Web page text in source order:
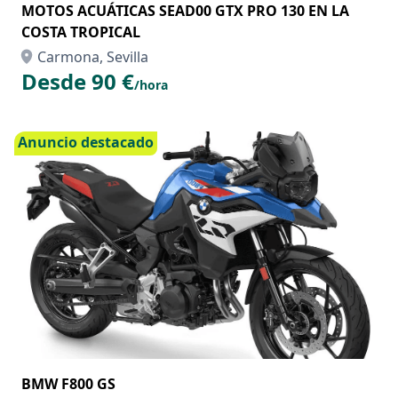
MOTOS ACUÁTICAS SEAD00 GTX PRO 130 EN LA
COSTA TROPICAL
Carmona, Sevilla
Desde 90 €/hora
Anuncio destacado
BMW F800 GS